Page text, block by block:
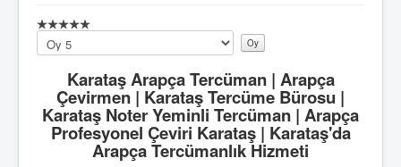
Lütfen
oylayın
Karataş Arapça Tercüman | Arapça
Çevirmen | Karataş Tercüme Bürosu |
Karataş Noter Yeminli Tercüman | Arapça
Profesyonel Çeviri Karataş | Karataş'da
Arapça Tercümanlık Hizmeti